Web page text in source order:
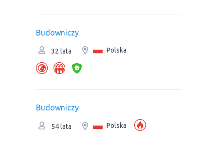
Budowniczy
32 lata Polska
Budowniczy
54 lata Polska